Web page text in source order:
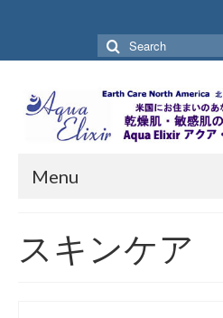
Search
for:
Menu
Aqua Elixir を開発した理由
スキンケア